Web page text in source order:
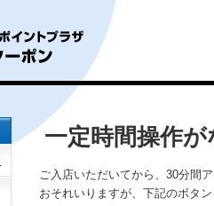
一定時間操作
ご入店いただいてから、30分間
おそれいりますが、下記のボタ